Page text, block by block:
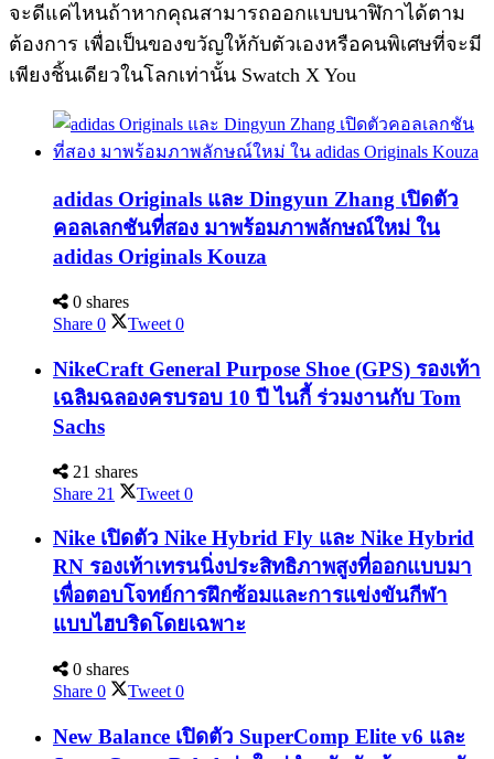
จะดีแค่ไหนถ้าหากคุณสามารถออกแบบนาฬิกาได้ตาม
ต้องการ เพื่อเป็นของขวัญให้กับตัวเองหรือคนพิเศษที่จะมี
เพียงชิ้นเดียวในโลกเท่านั้น Swatch X You
adidas Originals และ Dingyun Zhang เปิดตัว
คอลเลกชันที่สอง มาพร้อมภาพลักษณ์ใหม่ ใน
adidas Originals Kouza
0 shares
Share 0 Tweet 0
NikeCraft General Purpose Shoe (GPS) รองเท้า
เฉลิมฉลองครบรอบ 10 ปี ไนกี้ ร่วมงานกับ Tom
Sachs
21 shares
Share 21 Tweet 0
Nike เปิดตัว Nike Hybrid Fly และ Nike Hybrid
RN รองเท้าเทรนนิ่งประสิทธิภาพสูงที่ออกแบบมา
เพื่อตอบโจทย์การฝึกซ้อมและการแข่งขันกีฬา
แบบไฮบริดโดยเฉพาะ
0 shares
Share 0 Tweet 0
New Balance เปิดตัว SuperComp Elite v6 และ